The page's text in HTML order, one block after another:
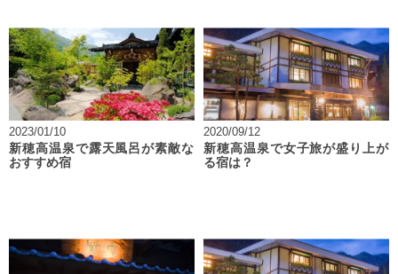
2023/01/10
新穂高温泉で露天風呂が素敵な
おすすめ宿
2020/09/12
新穂高温泉で女子旅が盛り上が
る宿は？